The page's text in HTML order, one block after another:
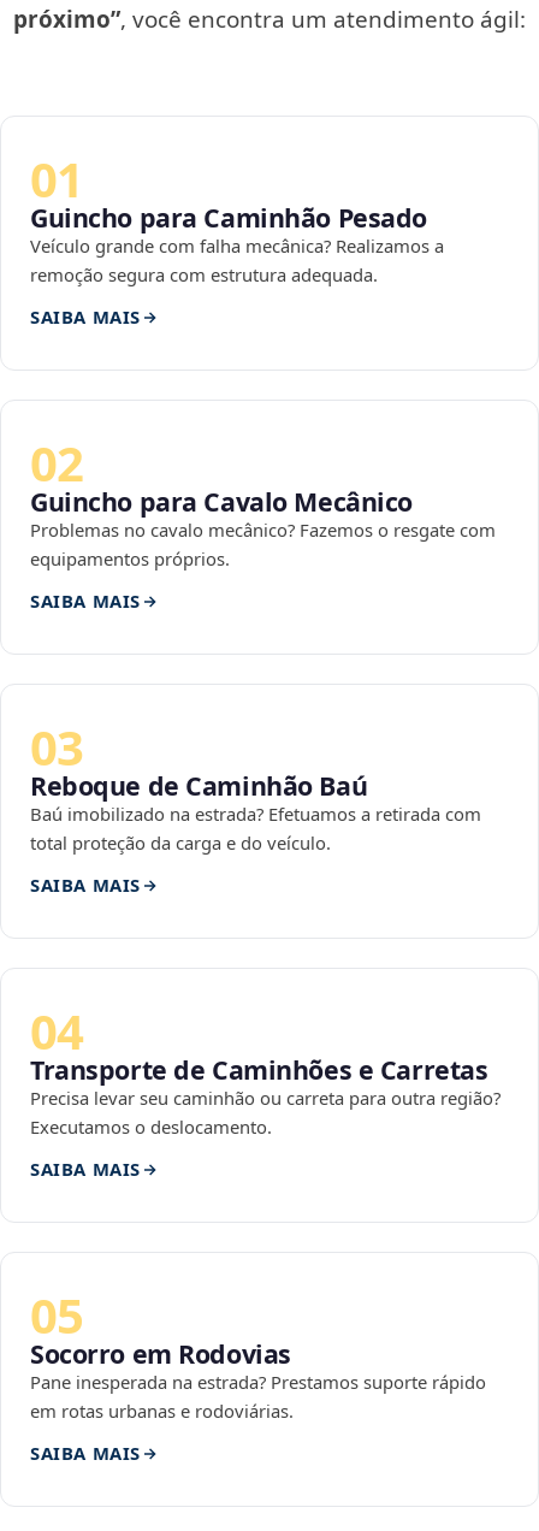
próximo”, você encontra um atendimento ágil:
01
Guincho para Caminhão Pesado
Veículo grande com falha mecânica? Realizamos a
remoção segura com estrutura adequada.
SAIBA MAIS
02
Guincho para Cavalo Mecânico
Problemas no cavalo mecânico? Fazemos o resgate com
equipamentos próprios.
SAIBA MAIS
03
Reboque de Caminhão Baú
Baú imobilizado na estrada? Efetuamos a retirada com
total proteção da carga e do veículo.
SAIBA MAIS
04
Transporte de Caminhões e Carretas
Precisa levar seu caminhão ou carreta para outra região?
Executamos o deslocamento.
SAIBA MAIS
05
Socorro em Rodovias
Pane inesperada na estrada? Prestamos suporte rápido
em rotas urbanas e rodoviárias.
SAIBA MAIS